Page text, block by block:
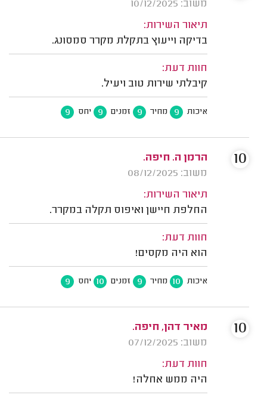
משוב: 10/12/2025
תיאור השירות:
בדיקה וייעוץ בתקלת מקרר סמסונג.
חוות דעת:
קיבלתי שירות טוב ויעיל.
איכות 9 מחיר 9 זמנים 9 יחס 9
הרמן ה. חיפה.
משוב: 08/12/2025
תיאור השירות:
החלפת חיישן ואיפוס תקלה במקרר.
חוות דעת:
הוא היה מקסים!
איכות 10 מחיר 9 זמנים 10 יחס 9
10
מאיר דהן, חיפה.
משוב: 07/12/2025
חוות דעת:
היה ממש אחלה!
10